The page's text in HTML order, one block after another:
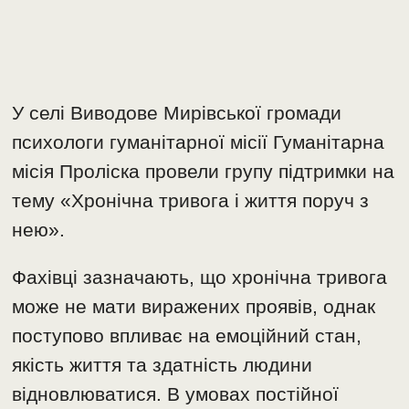
У селі Виводове Мирівської громади
психологи гуманітарної місії Гуманітарна
місія Проліска провели групу підтримки на
тему «Хронічна тривога і життя поруч з
нею».
Фахівці зазначають, що хронічна тривога
може не мати виражених проявів, однак
поступово впливає на емоційний стан,
якість життя та здатність людини
відновлюватися. В умовах постійної